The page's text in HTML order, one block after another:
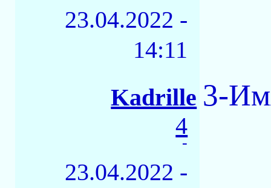
23.04.2022 -
14:11
Kadrille
4
-
23.04.2022 -
3-